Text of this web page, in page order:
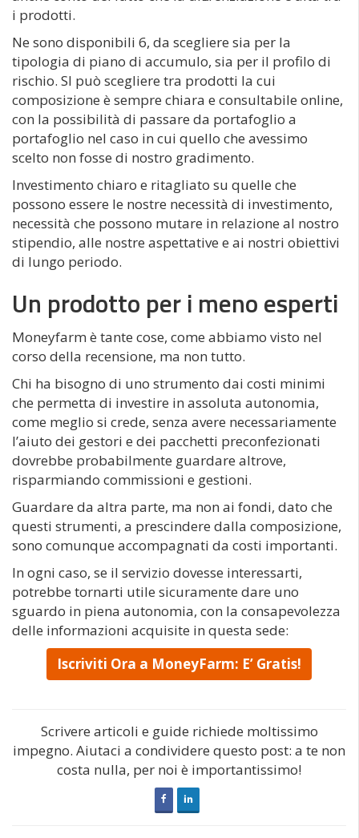
i prodotti.
Ne sono disponibili 6, da scegliere sia per la
tipologia di piano di accumulo, sia per il profilo di
rischio. SI può scegliere tra prodotti la cui
composizione è sempre chiara e consultabile online,
con la possibilità di passare da portafoglio a
portafoglio nel caso in cui quello che avessimo
scelto non fosse di nostro gradimento.
Investimento chiaro e ritagliato su quelle che
possono essere le nostre necessità di investimento,
necessità che possono mutare in relazione al nostro
stipendio, alle nostre aspettative e ai nostri obiettivi
di lungo periodo.
Un prodotto per i meno esperti
Moneyfarm è tante cose, come abbiamo visto nel
corso della recensione, ma non tutto.
Chi ha bisogno di uno strumento dai costi minimi
che permetta di investire in assoluta autonomia,
come meglio si crede, senza avere necessariamente
l’aiuto dei gestori e dei pacchetti preconfezionati
dovrebbe probabilmente guardare altrove,
risparmiando commissioni e gestioni.
Guardare da altra parte, ma non ai fondi, dato che
questi strumenti, a prescindere dalla composizione,
sono comunque accompagnati da costi importanti.
In ogni caso, se il servizio dovesse interessarti,
potrebbe tornarti utile sicuramente dare uno
sguardo in piena autonomia, con la consapevolezza
delle informazioni acquisite in questa sede:
Iscriviti Ora a MoneyFarm: E’ Gratis!
Scrivere articoli e guide richiede moltissimo
impegno. Aiutaci a condividere questo post: a te non
costa nulla, per noi è importantissimo!